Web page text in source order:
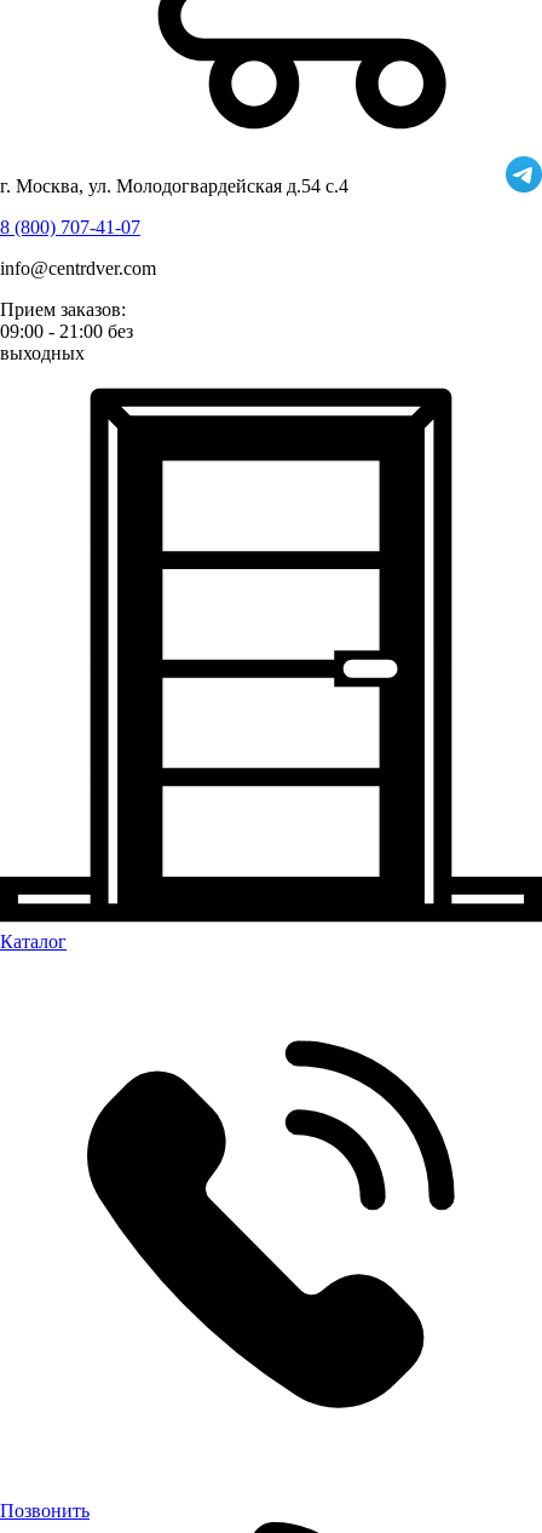
г. Москва, ул. Молодогвардейская д.54 с.4
8 (800) 707-41-07
info@centrdver.com
Прием заказов:
09:00 - 21:00 без
выходных
Каталог
Позвонить